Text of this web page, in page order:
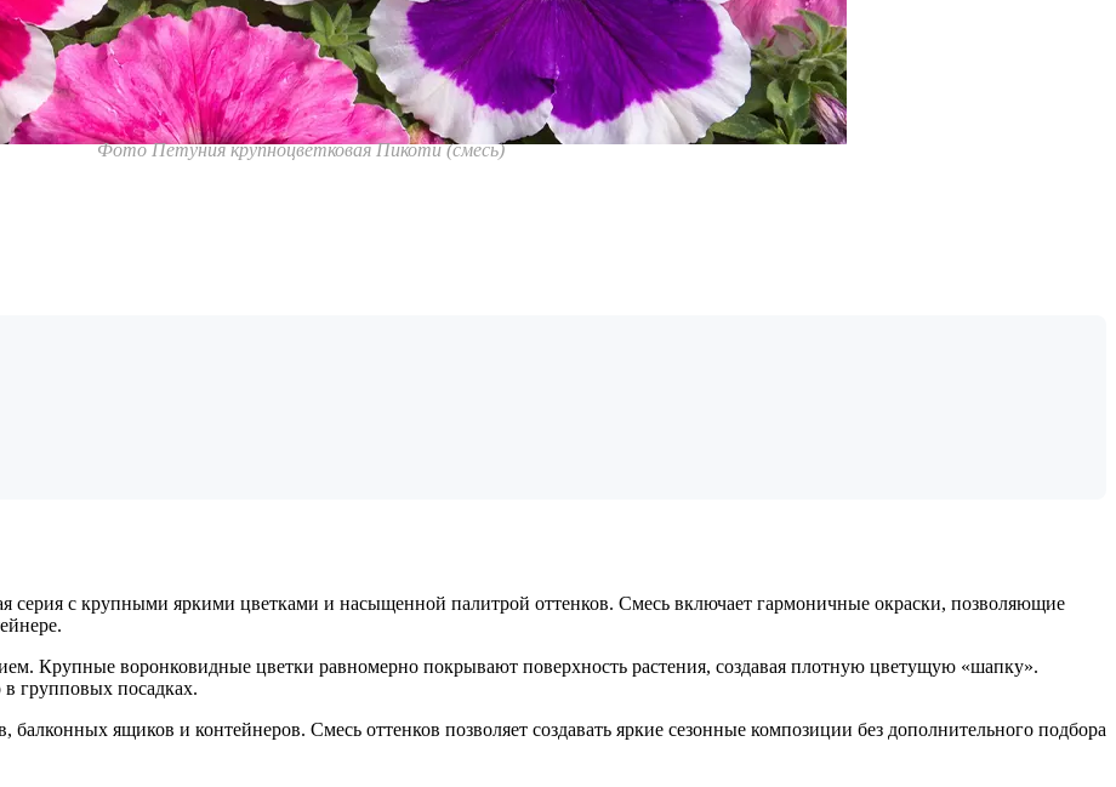
Фото Петуния крупноцветковая Пикоти (смесь)
серия с крупными яркими цветками и насыщенной палитрой оттенков. Смесь включает гармоничные окраски, позволяющие
Крупные воронковидные цветки равномерно покрывают поверхность растения, создавая плотную цветущую «шапку».
в групповых посадках.
ящиков и контейнеров. Смесь оттенков позволяет создавать яркие сезонные композиции без дополнительного подбора